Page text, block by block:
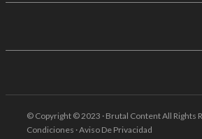
© Copyright © 2023 · Brutal Content All Rights
Condiciones · Aviso De Privacidad